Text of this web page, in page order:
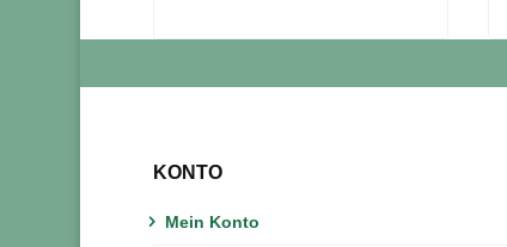
KONTO
Mein Konto